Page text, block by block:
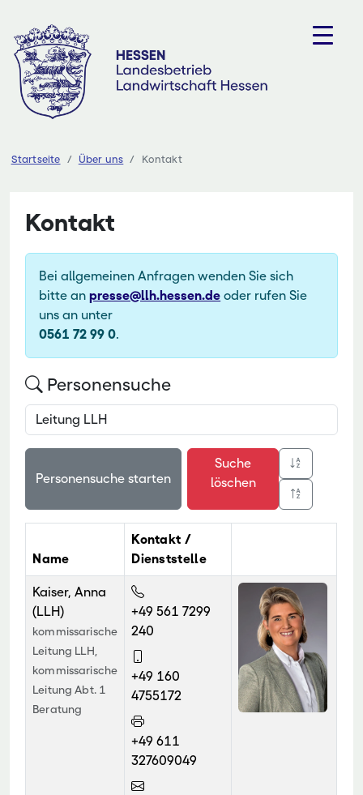
Inhalt
springen
Startseite Über uns Kontakt
Kontakt
Bei allgemeinen Anfragen wenden Sie sich
bitte anpresse@llh.hessen.de oder rufen Sie
uns an unter
0561 72 99 0.
Personensuche
Suche
löschen
Name
Kontakt /
Dienststelle
Kaiser, Anna
(LLH)
kommissarische
Leitung LLH,
kommissarische
Leitung Abt. 1
Beratung
+49 561 7299
240
+49 160
4755172
+49 611
327609049